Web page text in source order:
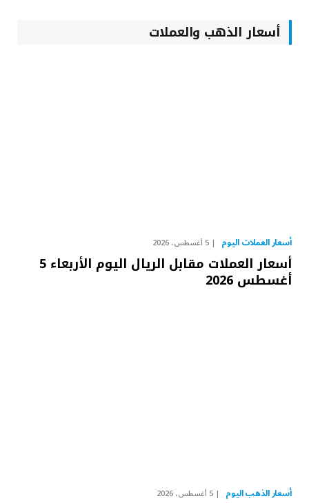
أسعار الذهب والعملات
أسعار العملات اليوم 5 أغسطس، 2026
أسعار العملات مقابل الريال اليوم الأربعاء 5
أغسطس 2026
أسعار الذهب اليوم 5 أغسطس، 2026